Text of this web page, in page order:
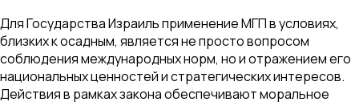
Для Государства Израиль применение МГП в условиях,
близких к осадным, является не просто вопросом
соблюдения международных норм, но и отражением его
национальных ценностей и стратегических интересов.
Действия в рамках закона обеспечивают моральное